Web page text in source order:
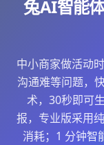
兔AI智能
中小商家做活动
沟通难等问题，
术，30秒即可
报，专业版采用
消耗；1 分钟智